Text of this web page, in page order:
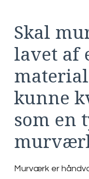
Skal
lavet af
kunne
som en
Murværk er